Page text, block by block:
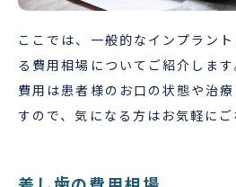
ここでは、一般的なインプラン
る費用相場についてご紹介しま
費用は患者様のお口の状態や治
すので、気になる方はお気軽にご